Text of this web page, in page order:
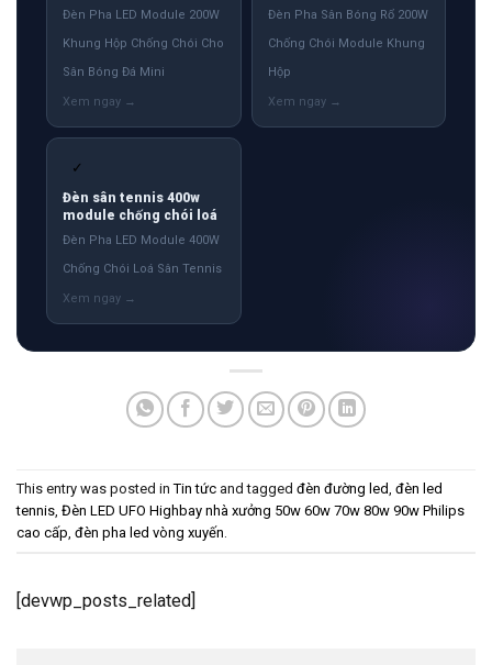
Đèn Pha LED Module 200W
Khung Hộp Chống Chói Cho
Sân Bóng Đá Mini
Đèn Pha Sân Bóng Rổ 200W
Chống Chói Module Khung
Hộp
✓
Đèn sân tennis 400w
module chống chói loá
Đèn Pha LED Module 400W
Chống Chói Loá Sân Tennis
This entry was posted inTin tức and tagged đèn đường led đèn led
tennis Đèn LED UFO Highbay nhà xưởng 50w 60w 70w 80w 90w Philips
cao cấp đèn pha led vòng xuyến
[devwp_posts_related]